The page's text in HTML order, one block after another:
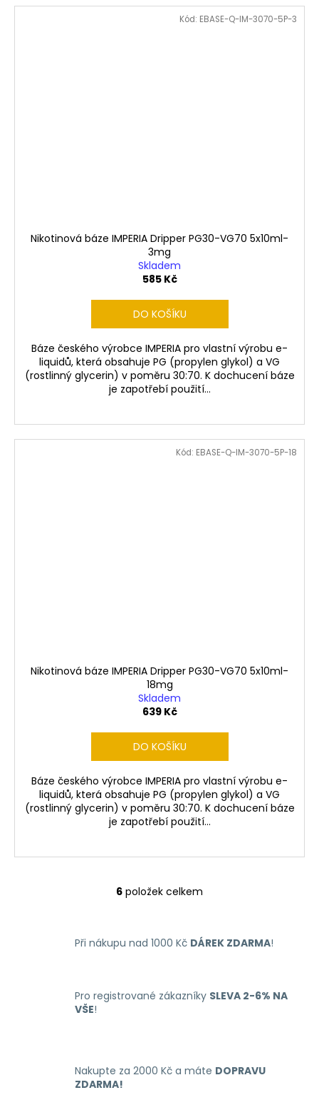
Nikotinová báze IMPERIA Dripper PG30-VG70 5x10ml-
3mg
Skladem
585 Kč
DO KOŠÍKU
Báze českého výrobce IMPERIA pro vlastní výrobu e-
liquidů, která obsahuje PG (propylen glykol) a VG
(rostlinný glycerin) v poměru 30:70. K dochucení báze
je zapotřebí použití...
Kód: EBASE-Q-IM-3070-5P-3
Nikotinová báze IMPERIA Dripper PG30-VG70 5x10ml-
18mg
Skladem
639 Kč
DO KOŠÍKU
Báze českého výrobce IMPERIA pro vlastní výrobu e-
liquidů, která obsahuje PG (propylen glykol) a VG
(rostlinný glycerin) v poměru 30:70. K dochucení báze
je zapotřebí použití...
Kód: EBASE-Q-IM-3070-5P-18
O
á
c
k
6 položek celkem
Při nákupu nad 1000 Kč DÁREK ZDARMA!
Pro registrované zákazníky SLEVA 2-6% NA
VŠE!
Nakupte za 2000 Kč a máte DOPRAVU
ZDARMA!